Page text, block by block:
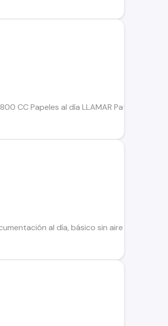
CC Papeles al día LLAMAR Patricio
al día, básico sin aire